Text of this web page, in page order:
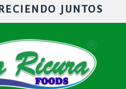
JUNTOS